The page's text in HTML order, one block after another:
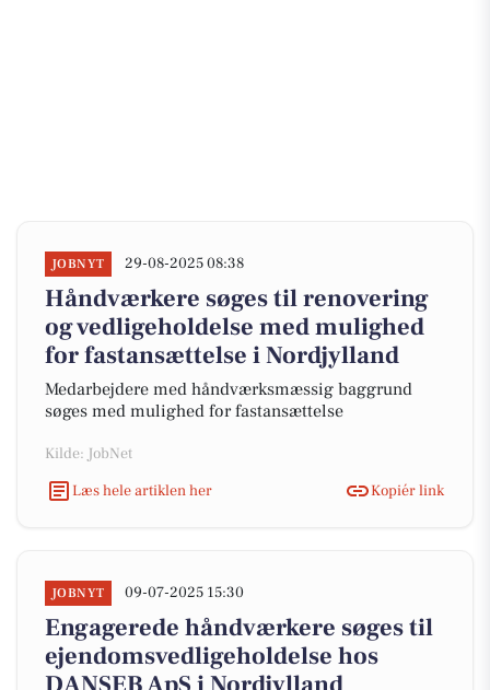
JOBNYT 29-08-2025 08:38
Håndværkere søges til renovering
og vedligeholdelse med mulighed
for fastansættelse i Nordjylland
Medarbejdere med håndværksmæssig baggrund
søges med mulighed for fastansættelse
Kilde: JobNet
Læs hele artiklen her
Kopiér link
JOBNYT 09-07-2025 15:30
Engagerede håndværkere søges til
ejendomsvedligeholdelse hos